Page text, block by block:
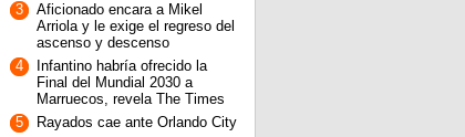
3
Aficionado encara a Mikel
Arriola y le exige el regreso del
ascenso y descenso
4
Infantino habría ofrecido la
Final del Mundial 2030 a
Marruecos, revela The Times
5
Rayados cae ante Orlando City